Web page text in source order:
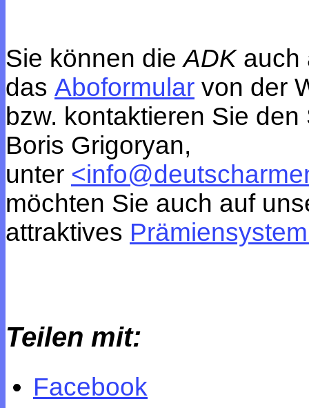
Sie können dieADKauch
das Aboformular von der
bzw. kontaktieren Sie
Boris Grigoryan,
unter <
möchten Sie auch auf
attraktives
Teilen mit:
Facebook